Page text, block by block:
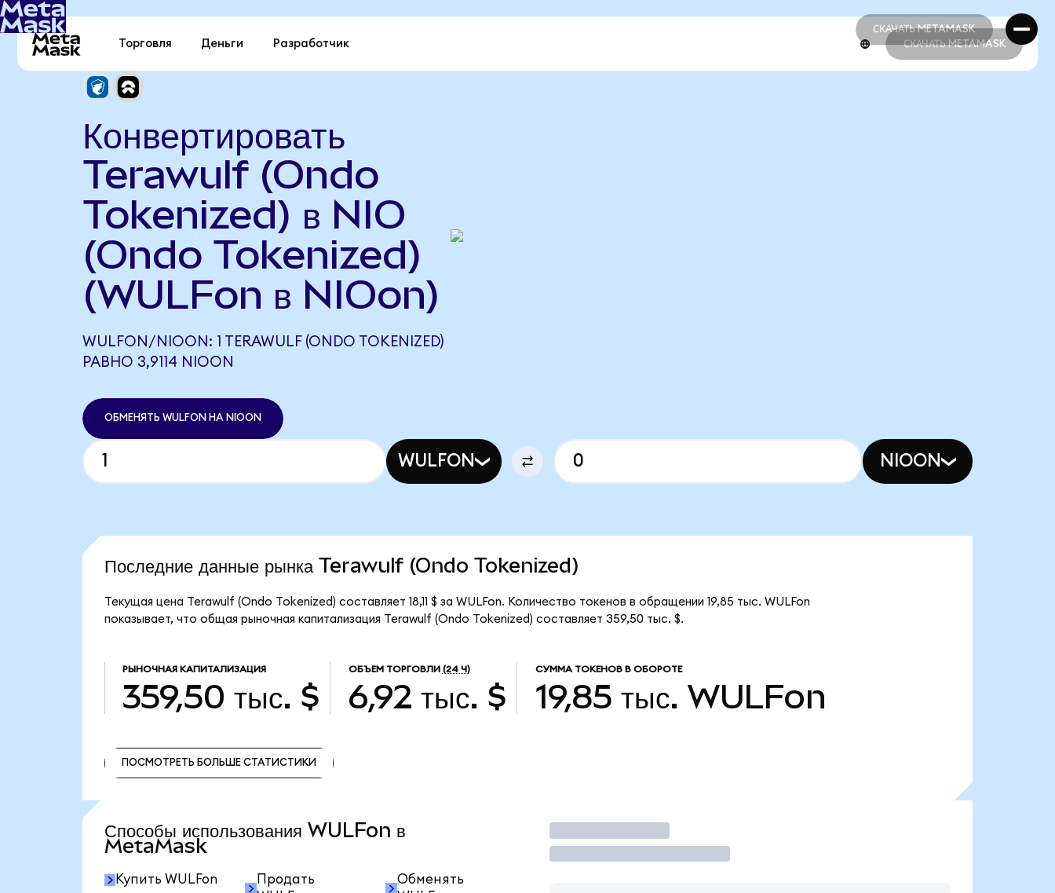
СКАЧАТЬ METAMASK
СКАЧАТЬ METAMASK
Торговля Деньги Разработчик СКАЧАТЬ METAMASK
Конвертировать
Terawulf (Ondo
Tokenized) в NIO
(Ondo Tokenized)
(WULFon в NIOon)
WULFON/NIOON: 1 TERAWULF (ONDO TOKENIZED)
РАВНО 3,9114 NIOON
ОБМЕНЯТЬ WULFON НА NIOON
WULFON NIOON
Последние данные рынка Terawulf (Ondo Tokenized)
Текущая цена Terawulf (Ondo Tokenized) составляет 18,11 $ за WULFon. Количество токенов в обращении 19,85 тыс. WULFon
показывает, что общая рыночная капитализация Terawulf (Ondo Tokenized) составляет 359,50 тыс. $.
РЫНОЧНАЯ КАПИТАЛИЗАЦИЯ
359,50 тыс. $
ОБЪЕМ ТОРГОВЛИ (24 Ч)
6,92 тыс. $
СУММА ТОКЕНОВ В ОБОРОТЕ
19,85 тыс. WULFon
ПОСМОТРЕТЬ БОЛЬШЕ СТАТИСТИКИ
Способы использования WULFon в
MetaMask
Купить WULFon
Продать
Обменять
Торговать